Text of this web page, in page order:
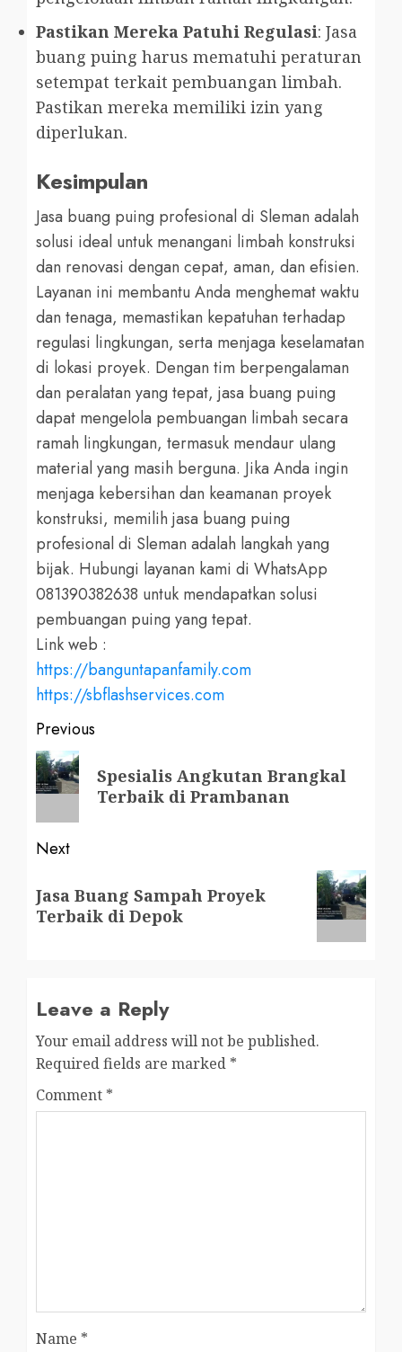
Pastikan Mereka Patuhi Regulasi: Jasa
buang puing harus mematuhi peraturan
setempat terkait pembuangan limbah.
Pastikan mereka memiliki izin yang
diperlukan.
Kesimpulan
Jasa buang puing profesional di Sleman adalah
solusi ideal untuk menangani limbah konstruksi
dan renovasi dengan cepat, aman, dan efisien.
Layanan ini membantu Anda menghemat waktu
dan tenaga, memastikan kepatuhan terhadap
regulasi lingkungan, serta menjaga keselamatan
di lokasi proyek. Dengan tim berpengalaman
dan peralatan yang tepat, jasa buang puing
dapat mengelola pembuangan limbah secara
ramah lingkungan, termasuk mendaur ulang
material yang masih berguna. Jika Anda ingin
menjaga kebersihan dan keamanan proyek
konstruksi, memilih jasa buang puing
profesional di Sleman adalah langkah yang
bijak. Hubungi layanan kami di WhatsApp
081390382638 untuk mendapatkan solusi
pembuangan puing yang tepat.
Link web :
https://banguntapanfamily.com
https://sbflashservices.com
Post
navigation
Previous
Previous
post:
Spesialis Angkutan Brangkal
Terbaik di Prambanan
Next
post:
Jasa Buang Sampah Proyek
Terbaik di Depok
Leave a Reply
Your email address will not be published.
Required fields are marked *
Comment *
Name *